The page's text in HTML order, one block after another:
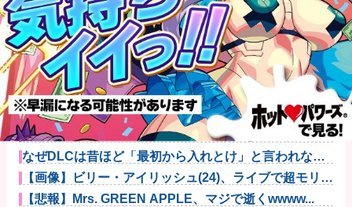
【悲報】落語家、亡くなったタレントからいじめられ
た過去を告白...
【速報】小沢一郎氏「デニーにはなんの責任もないの
にかわいそう...
甲子園初・女性の審判員がデビュー 試合後に涙…
「嬉しい気持ち...
なぁ、永久機関ってなんで絶対に作れないん？他
昨季60本塁打・OPS.948の『カル・ローリー』さんの
今季...
漫画を5000冊以上所持してるワイ、漫画ヲタクの友人
に「ワン...
エクスアリーナ松戸がディスクアップ2を撤去したらし
くディスク...
なぜDLCは昔ほど「最初から入れとけ」と言われなく
なったのか...
【画像】ビリー・アイリッシュ(24)、ライブで超モリマ
ンスジ...
【悲報】Mrs. GREEN APPLE、マジで逝くwwww...